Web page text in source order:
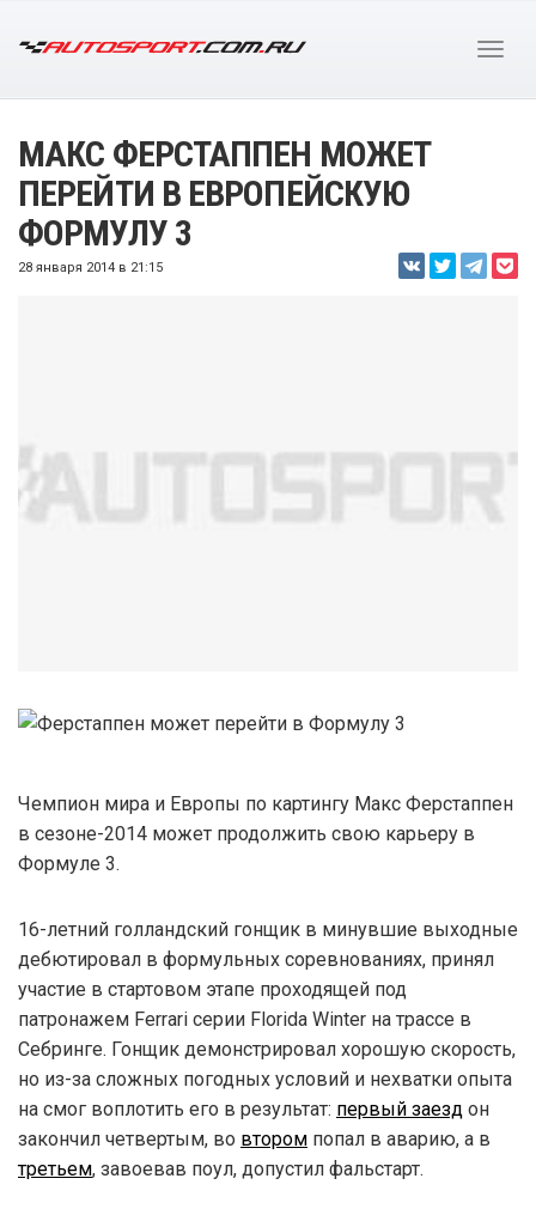
МАКС ФЕРСТАППЕН МОЖЕТ
ПЕРЕЙТИ В ЕВРОПЕЙСКУЮ
ФОРМУЛУ 3
28 января 2014 в 21:15
Чемпион мира и Европы по картингу Макс Ферстаппен
в сезоне-2014 может продолжить свою карьеру в
Формуле 3.
16-летний голландский гонщик в минувшие выходные
дебютировал в формульных соревнованиях, принял
участие в стартовом этапе проходящей под
патронажем Ferrari серии Florida Winter на трассе в
Себринге. Гонщик демонстрировал хорошую скорость,
но из-за сложных погодных условий и нехватки опыта
на смог воплотить его в результат: первый заезд он
закончил четвертым, во втором попал в аварию, а в
третьем, завоевав поул, допустил фальстарт.